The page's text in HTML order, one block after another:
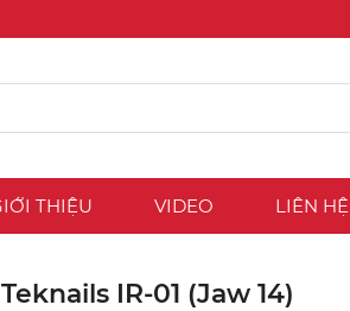
THIỆU VIDEO LIÊN HỆ
IR-01 (Jaw 14)